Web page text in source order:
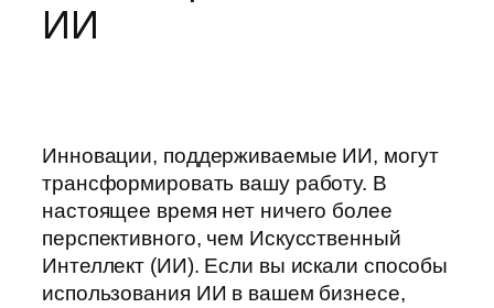
ИИ
Инновации, поддерживаемые ИИ, могут
трансформировать вашу работу. В
настоящее время нет ничего более
перспективного, чем Искусственный
Интеллект (ИИ). Если вы искали способы
использования ИИ в вашем бизнесе,